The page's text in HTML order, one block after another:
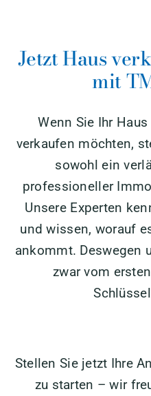
Jetzt Haus
mit
Wenn Sie Ihr
verkaufen möchten,
sowohl ein
professioneller
Unsere Experten
und wissen, worauf
ankommt. Deswegen
zwar vom
Stellen Sie jetzt Ihre
zu starten – wir